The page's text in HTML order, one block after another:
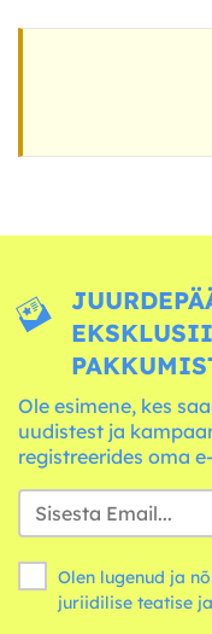
Ole esimene, kes
uudistest ja
registreerides oma
Olen lugenud ja
juriidilise teatise ja